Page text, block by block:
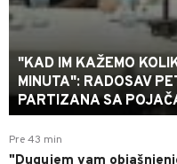
"KAD IM KAŽEMO
MINUTA": RADOSAV
PARTIZANA SA
Pre 43 min